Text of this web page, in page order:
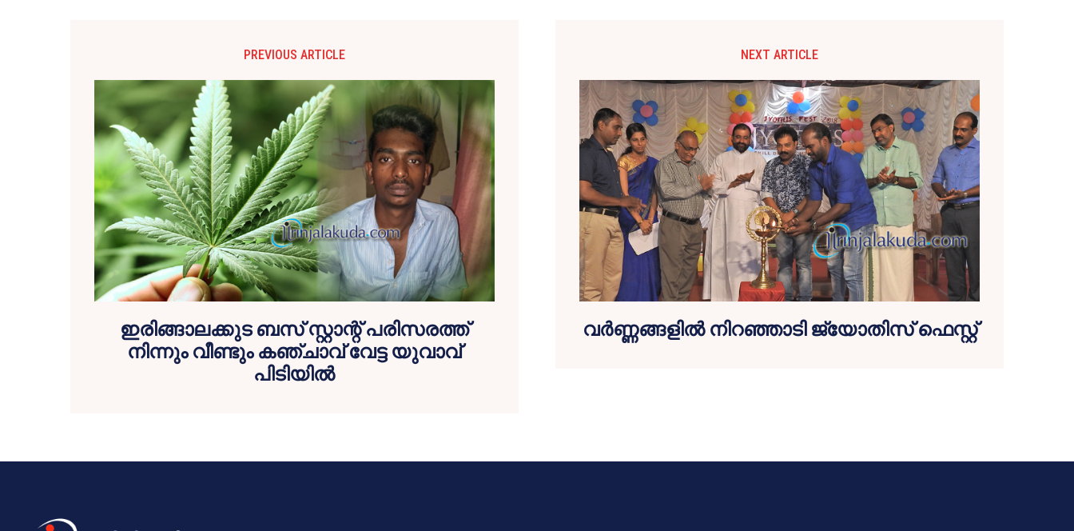
PREVIOUS ARTICLE
ഇരിങ്ങാലക്കുട ബസ് സ്റ്റാന്റ് പരിസരത്ത്
നിന്നും വീണ്ടും കഞ്ചാവ് വേട്ട യുവാവ്
പിടിയില്‍
NEXT ARTICLE
വര്‍ണ്ണങ്ങളില്‍ നിറഞ്ഞാടി ജ്യോതിസ് ഫെസ്റ്റ്